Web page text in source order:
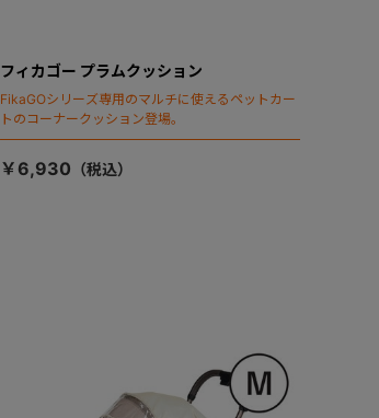
フィカゴー プラムクッション
FikaGOシリーズ専用のマルチに使えるペットカー
トのコーナークッション登場。
￥6,930